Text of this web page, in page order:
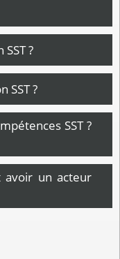
?
SST ?
SST ?
avoir un acteur